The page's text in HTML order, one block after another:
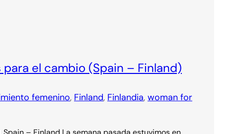
el cambio (Spain – Finland)
femenino, Finland, Finlandia, woman for